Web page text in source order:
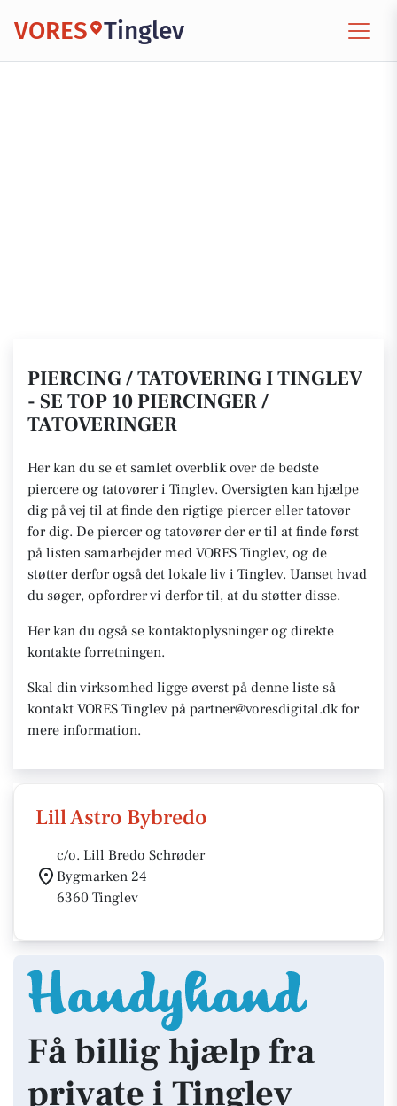
VORES Tinglev
PIERCING / TATOVERING I TINGLEV
- SE TOP 10 PIERCINGER /
TATOVERINGER
Her kan du se et samlet overblik over de bedste
piercere og tatovører i Tinglev. Oversigten kan hjælpe
dig på vej til at finde den rigtige piercer eller tatovør
for dig. De piercer og tatovører der er til at finde først
på listen samarbejder med VORES Tinglev, og de
støtter derfor også det lokale liv i Tinglev. Uanset hvad
du søger, opfordrer vi derfor til, at du støtter disse.
Her kan du også se kontaktoplysninger og direkte
kontakte forretningen.
Skal din virksomhed ligge øverst på denne liste så
kontakt VORES Tinglev på partner@voresdigital.dk for
mere information.
Lill Astro Bybredo
c/o. Lill Bredo Schrøder
Bygmarken 24
6360 Tinglev
Få billig hjælp fra
private i Tinglev